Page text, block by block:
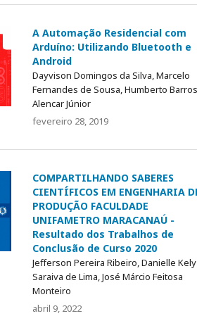
A Automação Residencial com
Arduíno: Utilizando Bluetooth e
Android
Dayvison Domingos da Silva, Marcelo
Fernandes de Sousa, Humberto
Alencar Júnior
fevereiro 28, 2019
COMPARTILHANDO SABERES
CIENTÍFICOS EM ENGENHARIA
PRODUÇÃO FACULDADE
UNIFAMETRO MARACANAÚ -
Resultado dos Trabalhos de
Conclusão de Curso 2020
Jefferson Pereira Ribeiro, Danielle Kely
Saraiva de Lima, José Márcio Feitosa
Monteiro
abril 9, 2022